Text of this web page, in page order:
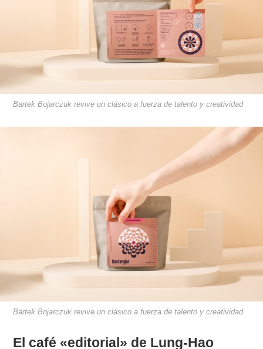
Bartek Bojarczuk revive un clásico a fuerza de talento y creatividad
Bartek Bojarczuk revive un clásico a fuerza de talento y creatividad
El café «editorial» de Lung-Hao